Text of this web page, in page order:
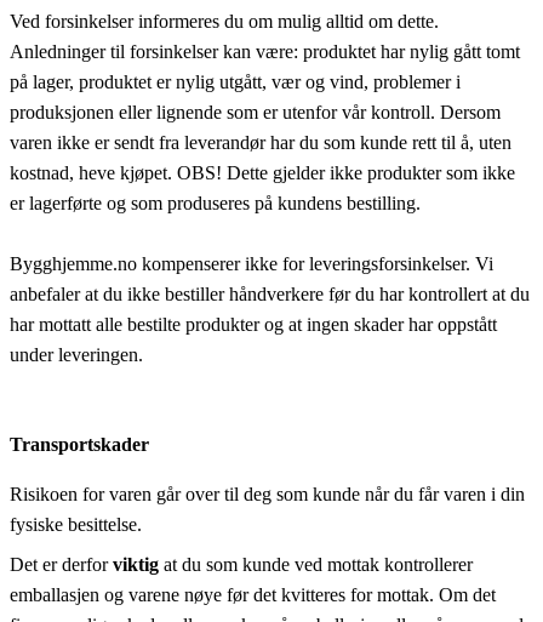
Ved forsinkelser informeres du om mulig alltid om dette.
Anledninger til forsinkelser kan være: produktet har nylig gått tomt
på lager, produktet er nylig utgått, vær og vind, problemer i
produksjonen eller lignende som er utenfor vår kontroll. Dersom
varen ikke er sendt fra leverandør har du som kunde rett til å, uten
kostnad, heve kjøpet. OBS! Dette gjelder ikke produkter som ikke
er lagerførte og som produseres på kundens bestilling.
Bygghjemme.no kompenserer ikke for leveringsforsinkelser. Vi
anbefaler at du ikke bestiller håndverkere før du har kontrollert at du
har mottatt alle bestilte produkter og at ingen skader har oppstått
under leveringen.
Transportskader
Risikoen for varen går over til deg som kunde når du får varen i din
fysiske besittelse.
Det er derforviktig at du som kunde ved mottak kontrollerer
emballasjen og varene nøye før det kvitteres for mottak. Om det